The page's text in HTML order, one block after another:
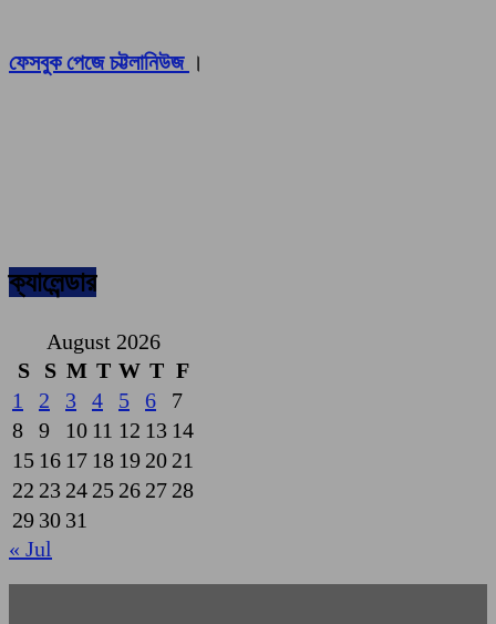
ফেসবুক পেজে চট্টলানিউজ ।
ক্যালেন্ডার
August 2026
S
S M T W T F
1
2 3 4 5 6
7
8
9 10 11 12 13 14
15 16 17 18 19 20 21
22 23 24 25 26 27 28
29 30 31
« Jul